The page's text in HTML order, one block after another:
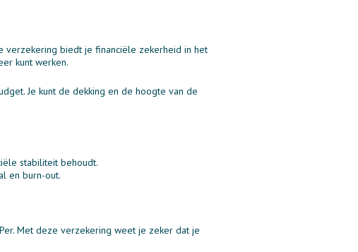
verzekering biedt je financiële zekerheid in het
kunt werken.
Je kunt de dekking en de hoogte van de
stabiliteit behoudt.
en burn-out.
Met deze verzekering weet je zeker dat je